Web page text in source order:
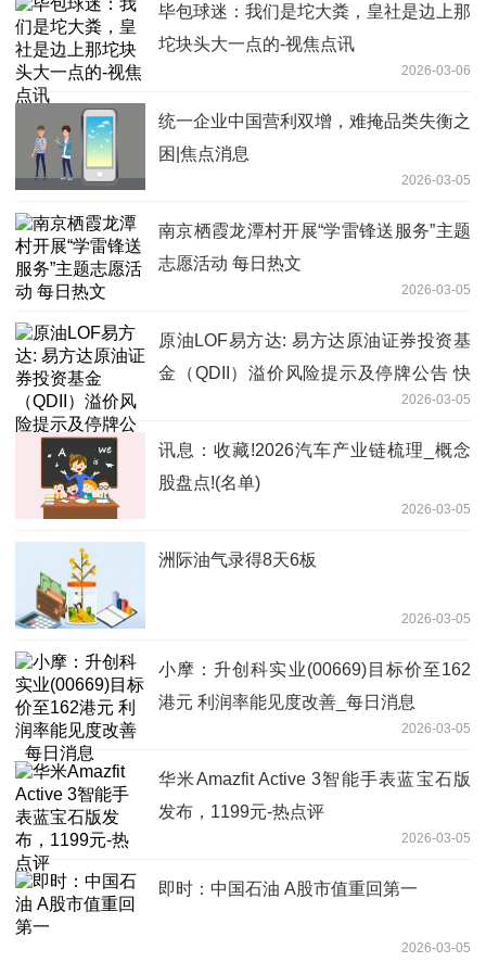
毕包球迷：我们是坨大粪，皇社是边上那
坨块头大一点的-视焦点讯
2026-03-06
统一企业中国营利双增，难掩品类失衡之
困|焦点消息
2026-03-05
南京栖霞龙潭村开展“学雷锋送服务”主题
志愿活动 每日热文
2026-03-05
原油LOF易方达: 易方达原油证券投资基
金（QDII）溢价风险提示及停牌公告 快
2026-03-05
讯息：收藏!2026汽车产业链梳理_概念
股盘点!(名单)
2026-03-05
洲际油气录得8天6板
2026-03-05
小摩：升创科实业(00669)目标价至162
港元 利润率能见度改善_每日消息
2026-03-05
华米Amazfit Active 3智能手表蓝宝石版
发布，1199元-热点评
2026-03-05
即时：中国石油 A股市值重回第一
2026-03-05